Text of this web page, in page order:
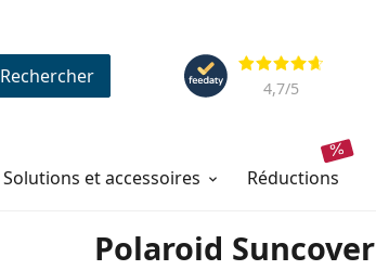
Évaluation
4,7/5
Rechercher
Solutions et accessoires réductions
Polaroid Suncover